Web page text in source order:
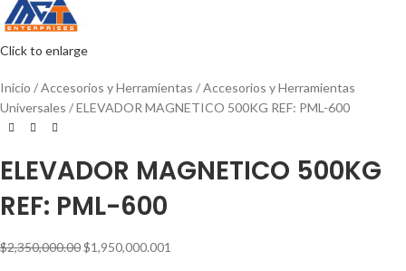
Click to enlarge
Inicio Accesorios y Herramientas
Accesorios y Herramientas
Universales
ELEVADOR MAGNETICO 500KG REF: PML-600
ELEVADOR MAGNETICO 500KG
REF: PML-600
$2,350,000.00$1,950,000.001